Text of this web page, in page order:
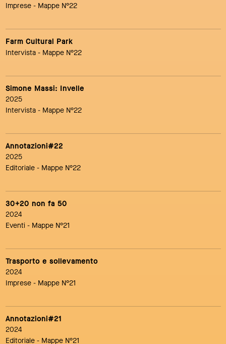
Imprese - Mappe N°22
Farm Cultural Park
Intervista - Mappe N°22
Simone Massi: Invelle
2025
Intervista - Mappe N°22
Annotazioni#22
2025
Editoriale - Mappe N°22
30+20 non fa 50
2024
Eventi - Mappe N°21
Trasporto e sollevamento
2024
Imprese - Mappe N°21
Annotazioni#21
2024
Editoriale - Mappe N°21